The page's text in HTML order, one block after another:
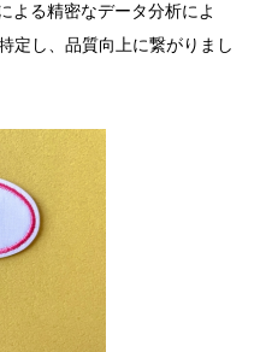
よる精密なデータ分析によ
定し、品質向上に繋がりまし